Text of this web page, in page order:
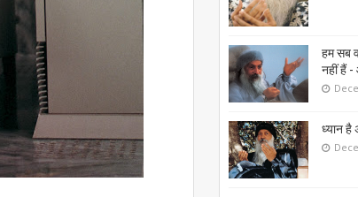
हम सब
नहीं हैं
ध्यान